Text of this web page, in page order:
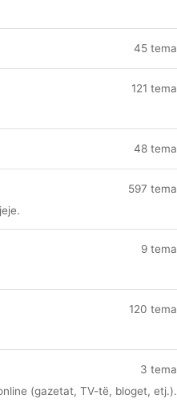
45 tema
121 tema
48 tema
597 tema
9 tema
120 tema
3 tema
(gazetat, TV-të, bloget, etj.).